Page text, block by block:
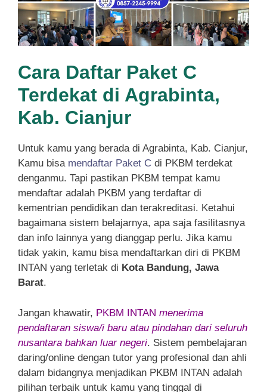
Cara Daftar Paket C
Terdekat di Agrabinta,
Kab. Cianjur
Untuk kamu yang berada di Agrabinta, Kab. Cianjur,
Kamu bisa mendaftar Paket C di PKBM terdekat
denganmu. Tapi pastikan PKBM tempat kamu
mendaftar adalah PKBM yang terdaftar di
kementrian pendidikan dan terakreditasi. Ketahui
bagaimana sistem belajarnya, apa saja fasilitasnya
dan info lainnya yang dianggap perlu. Jika kamu
tidak yakin, kamu bisa mendaftarkan diri di PKBM
INTAN yang terletak di Kota Bandung, Jawa
Barat.
Jangan khawatir, PKBM INTAN menerima
pendaftaran siswa/i baru atau pindahan dari seluruh
nusantara bahkan luar negeri. Sistem pembelajaran
daring/online dengan tutor yang profesional dan ahli
dalam bidangnya menjadikan PKBM INTAN adalah
pilihan terbaik untuk kamu yang tinggal di